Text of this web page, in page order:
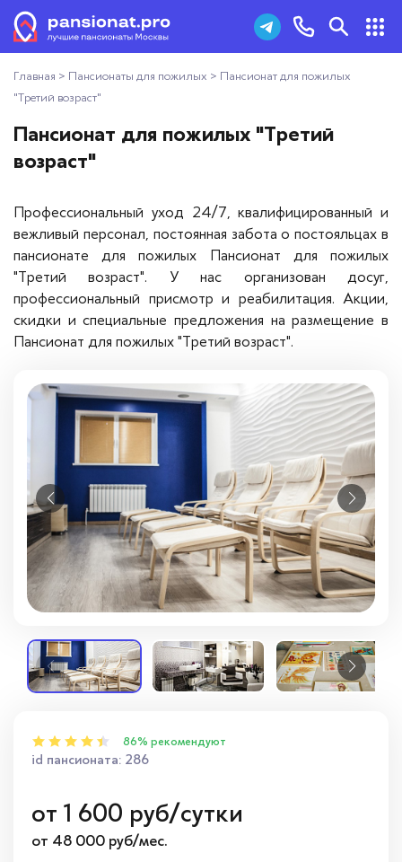
Пансионаты для пожилых
Дома престарелых
Пансионаты для ветеранов
Хосписы
Как выбрать пансионат
Добавить пансионат
Вопросы — ответы
Новости
Контакты
Заказать звонок
Главная > Пансионаты для пожилых > Пансионат для пожилых
"Третий возраст"
Пансионат для пожилых "Третий
возраст"
Профессиональный уход 24/7, квалифицированный и
вежливый персонал, постоянная забота о постояльцах в
пансионате для пожилых Пансионат для пожилых
"Третий возраст". У нас организован досуг,
профессиональный присмотр и реабилитация. Акции,
скидки и специальные предложения на размещение в
Пансионат для пожилых "Третий возраст".
86% рекомендуют
id пансионата: 286
от 1 600 руб/сутки
от 48 000 руб/мес.